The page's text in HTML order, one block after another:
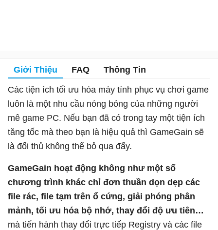
Giới Thiệu FAQ Thông Tin
Các tiện ích tối ưu hóa máy tính phục vụ chơi game
luôn là một nhu cầu nóng bỏng của những người
mê game PC. Nếu bạn đã có trong tay một tiện ích
tăng tốc mà theo bạn là hiệu quả thì GameGain sẽ
là đối thủ không thể bỏ qua đấy.
GameGain hoạt động không như một số
chương trình khác chỉ đơn thuần dọn dẹp các
file rác, file tạm trên ổ cứng, giải phóng phân
mảnh, tối ưu hóa bộ nhớ, thay đổi độ ưu tiên…
mà tiến hành thay đổi trực tiếp Registry và các file